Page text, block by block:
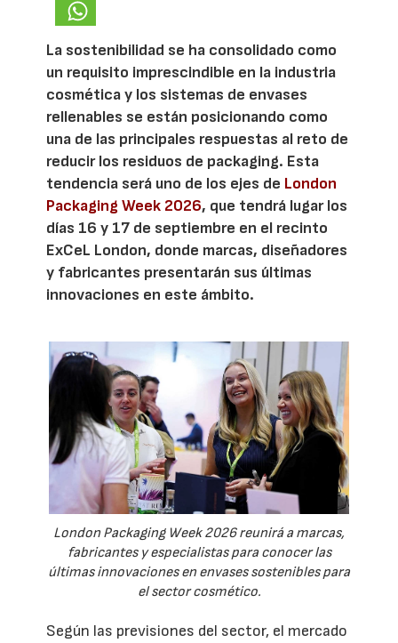
La sostenibilidad se ha consolidado como
un requisito imprescindible en la industria
cosmética y los sistemas de envases
rellenables se están posicionando como
una de las principales respuestas al reto de
reducir los residuos de packaging. Esta
tendencia será uno de los ejes de London
Packaging Week 2026, que tendrá lugar los
días 16 y 17 de septiembre en el recinto
ExCeL London, donde marcas, diseñadores
y fabricantes presentarán sus últimas
innovaciones en este ámbito.
London Packaging Week 2026 reunirá a marcas,
fabricantes y especialistas para conocer las
últimas innovaciones en envases sostenibles para
el sector cosmético.
Según las previsiones del sector, el mercado